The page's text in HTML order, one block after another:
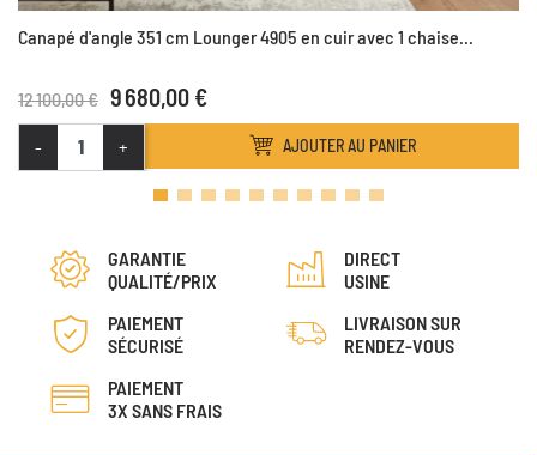
Canapé d'angle 351 cm Lounger 4905 en cuir avec 1 chaise...
12 100,00 € 9 680,00 €
- + AJOUTER AU PANIER
GARANTIE
QUALITÉ/PRIX
DIRECT
USINE
PAIEMENT
SÉCURISÉ
LIVRAISON SUR
RENDEZ-VOUS
PAIEMENT
3X SANS FRAIS